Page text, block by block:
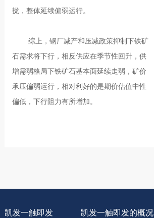
拢，整体延续偏弱运行。
综上，钢厂减产和压减政策抑制下铁矿
石需求将下行，相反供应在季节性回升，供
增需弱格局下铁矿石基本面延续走弱，矿价
承压偏弱运行，相对利好的是期价估值中性
偏低，下行阻力有所增加。
凯发一触即发 凯发一触即发的概况